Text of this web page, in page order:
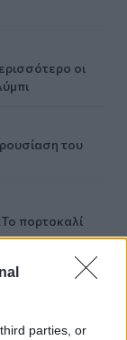
parties, or
οι
του
πορτοκαλί